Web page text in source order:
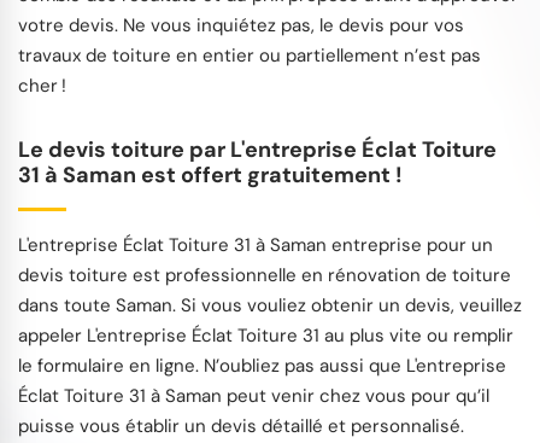
votre devis. Ne vous inquiétez pas, le devis pour vos
travaux de toiture en entier ou partiellement n’est pas
cher !
Le devis toiture par L'entreprise Éclat Toiture
31 à Saman est offert gratuitement !
L'entreprise Éclat Toiture 31 à Saman entreprise pour un
devis toiture est professionnelle en rénovation de toiture
dans toute Saman. Si vous vouliez obtenir un devis, veuillez
appeler L'entreprise Éclat Toiture 31 au plus vite ou remplir
le formulaire en ligne. N’oubliez pas aussi que L'entreprise
Éclat Toiture 31 à Saman peut venir chez vous pour qu’il
puisse vous établir un devis détaillé et personnalisé.